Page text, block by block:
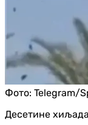
Фото: Telegram/
Десетине